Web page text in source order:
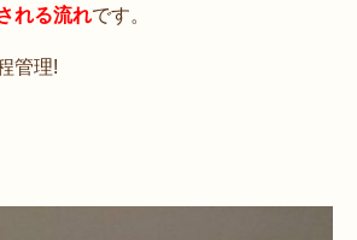
れる流れです。
管理!